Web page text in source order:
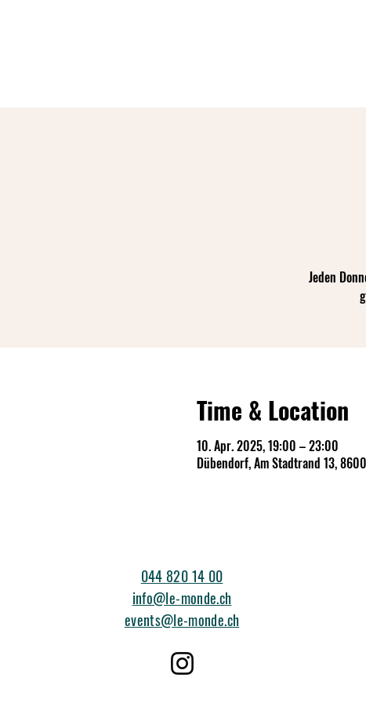
Jeden
Time & Location
10. Apr. 2025, 19:00 – 23:00
Dübendorf, Am Stadtrand 13,
044 820 14 00
info@le-monde.ch
events@le-monde.ch